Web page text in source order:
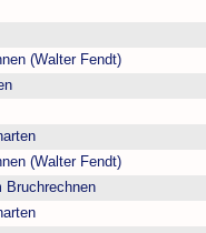
(Walter Fendt)
(Walter Fendt)
Bruchrechnen